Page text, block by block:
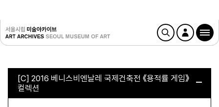
[C] 2016 베니스비엔날레 국제건축전 《용적률 게임》
컬렉션